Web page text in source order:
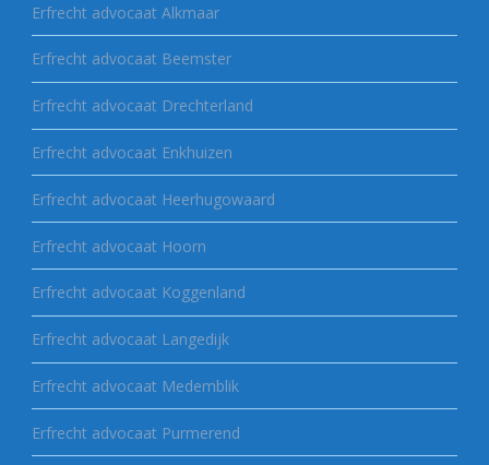
Erfrecht advocaat Alkmaar
Erfrecht advocaat Beemster
Erfrecht advocaat Drechterland
Erfrecht advocaat Enkhuizen
Erfrecht advocaat Heerhugowaard
Erfrecht advocaat Hoorn
Erfrecht advocaat Koggenland
Erfrecht advocaat Langedijk
Erfrecht advocaat Medemblik
Erfrecht advocaat Purmerend